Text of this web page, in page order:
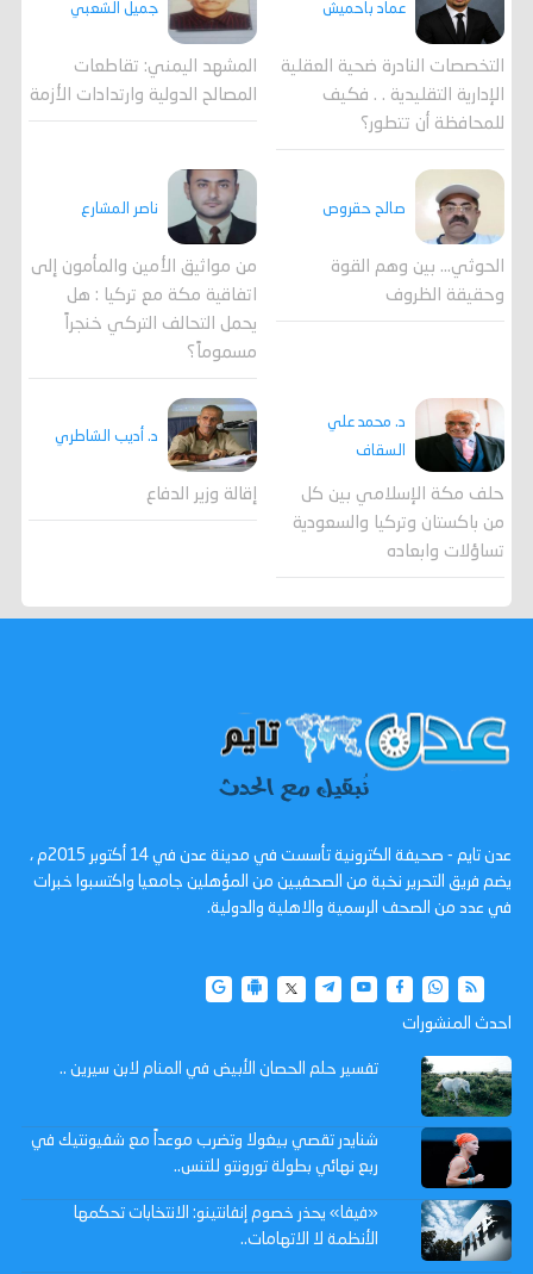
عماد باحميش
التخصصات النادرة ضحية العقلية
الإدارية التقليدية . . فكيف
للمحافظة أن تتطور؟
جميل الشعبي
المشهد اليمني: تقاطعات
المصالح الدولية وارتدادات الأزمة
صالح حقروص
الحوثي... بين وهم القوة
وحقيقة الظروف
ناصر المشارع
من مواثيق الأمين والمأمون إلى
اتفاقية مكة مع تركيا : هل
يحمل التحالف التركي خنجراً
مسموماً؟
د. محمد علي
السقاف
حلف مكة الإسلامي بين كل
من باكستان وتركيا والسعودية
تساؤلات وابعاده
د. أديب الشاطري
إقالة وزير الدفاع
عدن تايم - صحيفة الكترونية تأسست في مدينة عدن في 14 أكتوبر 2015م ،
يضم فريق التحرير نخبة من الصحفيين من المؤهلين جامعيا واكتسبوا خبرات
في عدد من الصحف الرسمية والاهلية والدولية.
احدث المنشورات
تفسير حلم الحصان الأبيض في المنام لابن سيرين ..
شنايدر تقصي بيغولا وتضرب موعداً مع شفيونتيك في
ربع نهائي بطولة تورونتو للتنس..
«فيفا» يحذر خصوم إنفانتينو: الانتخابات تحكمها
الأنظمة لا الاتهامات..